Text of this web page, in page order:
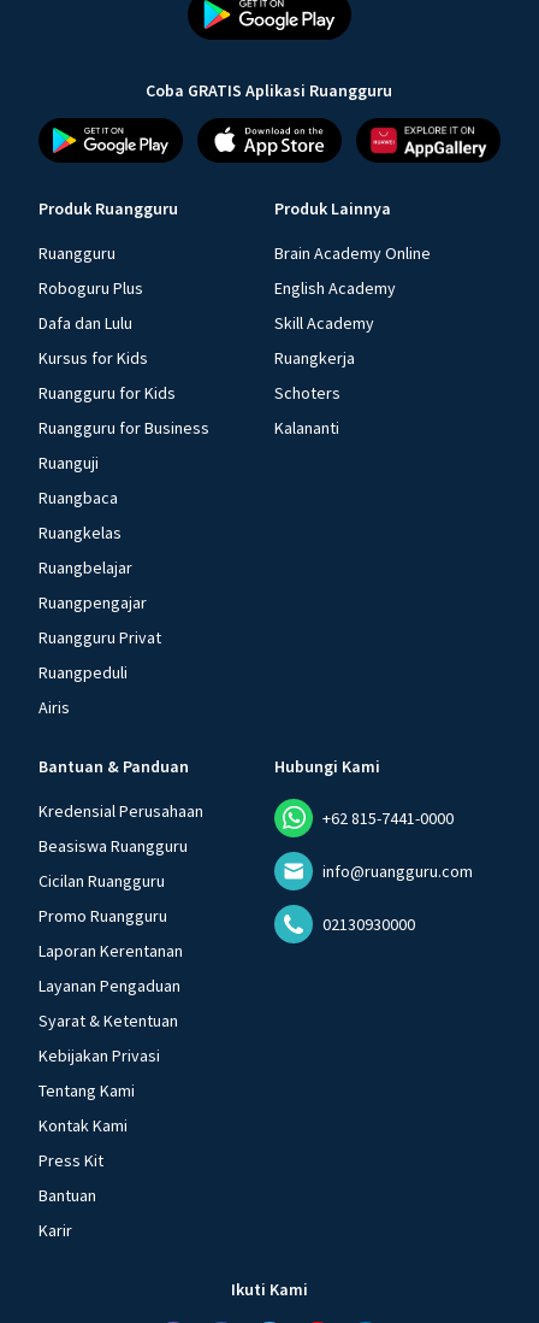
Coba GRATIS Aplikasi Ruangguru
Produk Ruangguru
Ruangguru
Roboguru Plus
Dafa dan Lulu
Kursus for Kids
Ruangguru for Kids
Ruangguru for Business
Ruanguji
Ruangbaca
Ruangkelas
Ruangbelajar
Ruangpengajar
Ruangguru Privat
Ruangpeduli
Airis
Produk Lainnya
Brain Academy Online
English Academy
Skill Academy
Ruangkerja
Schoters
Kalananti
Bantuan & Panduan
Kredensial Perusahaan
Beasiswa Ruangguru
Cicilan Ruangguru
Promo Ruangguru
Laporan Kerentanan
Layanan Pengaduan
Syarat & Ketentuan
Kebijakan Privasi
Tentang Kami
Kontak Kami
Press Kit
Bantuan
Karir
Hubungi Kami
+62 815-7441-0000
info@ruangguru.com
02130930000
Ikuti Kami